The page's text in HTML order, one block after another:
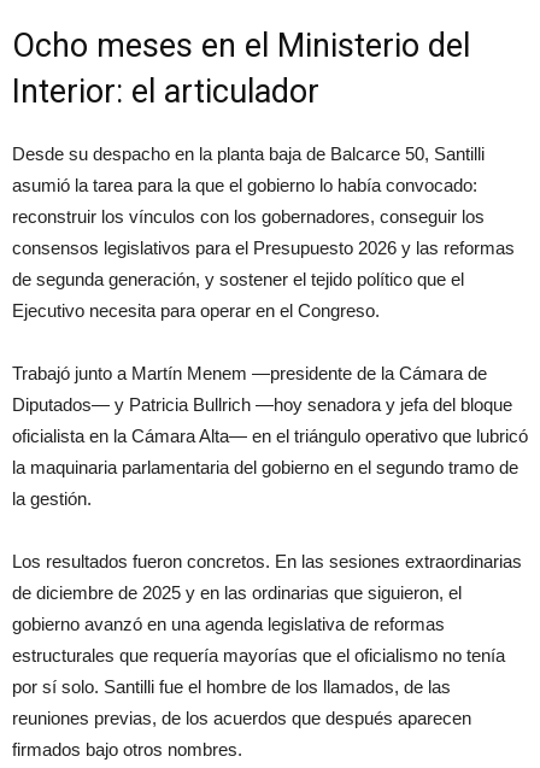
Ocho meses en el Ministerio del
Interior: el articulador
Desde su despacho en la planta baja de Balcarce 50, Santilli
asumió la tarea para la que el gobierno lo había convocado:
reconstruir los vínculos con los gobernadores, conseguir los
consensos legislativos para el Presupuesto 2026 y las reformas
de segunda generación, y sostener el tejido político que el
Ejecutivo necesita para operar en el Congreso.
Trabajó junto a Martín Menem —presidente de la Cámara de
Diputados— y Patricia Bullrich —hoy senadora y jefa del bloque
oficialista en la Cámara Alta— en el triángulo operativo que lubricó
la maquinaria parlamentaria del gobierno en el segundo tramo de
la gestión.
Los resultados fueron concretos. En las sesiones extraordinarias
de diciembre de 2025 y en las ordinarias que siguieron, el
gobierno avanzó en una agenda legislativa de reformas
estructurales que requería mayorías que el oficialismo no tenía
por sí solo. Santilli fue el hombre de los llamados, de las
reuniones previas, de los acuerdos que después aparecen
firmados bajo otros nombres.